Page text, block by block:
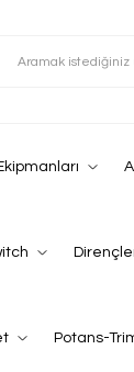
Potans-